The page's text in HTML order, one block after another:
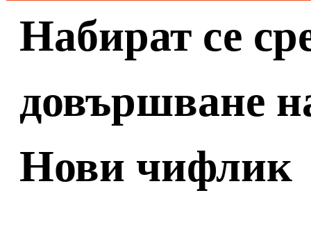
Набират се
довършване
Нови чифлик